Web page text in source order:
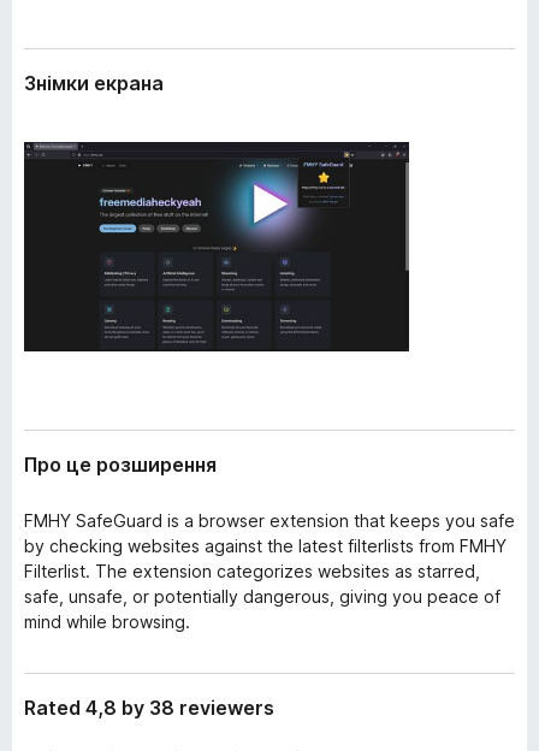
e
x
я
Знімки екрана
Про це розширення
FMHY SafeGuard is a browser extension that keeps you safe
by checking websites against the latest filterlists from FMHY
Filterlist. The extension categorizes websites as starred,
safe, unsafe, or potentially dangerous, giving you peace of
mind while browsing.
Rated 4,8 by 38 reviewers